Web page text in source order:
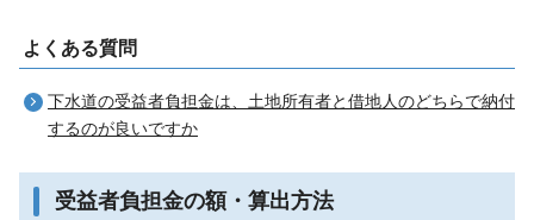
よくある質問
下水道の受益者負担金は、土地所有者と借地人のどちらで納付
するのが良いですか
受益者負担金の額・算出方法